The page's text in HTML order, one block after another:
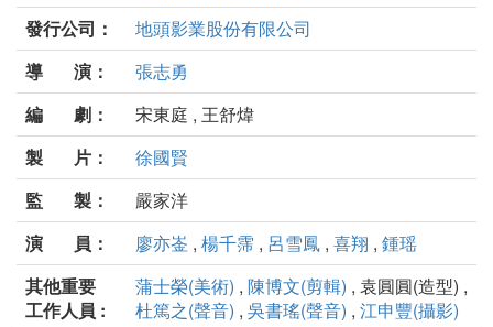
發行公司：
地頭影業股份有限公司
導 演：
張志勇
編 劇：
宋東庭 , 王舒煒
製 片：
徐國賢
監 製：
嚴家洋
演 員：
廖亦崟 , 楊千霈 , 呂雪鳳 , 喜翔 , 鍾瑶
其他重要
工作人員 :
蒲士榮(美術) , 陳博文(剪輯) , 袁圓圓(造型) ,
杜篤之(聲音) , 吳書瑤(聲音) , 江申豐(攝影)